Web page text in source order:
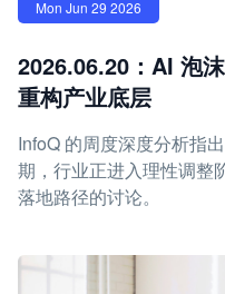
Mon Jun 29 2026
2026.06.20：AI 泡
重构产业底层
InfoQ 的周度深度分析指
期，行业正进入理性调整
落地路径的讨论。